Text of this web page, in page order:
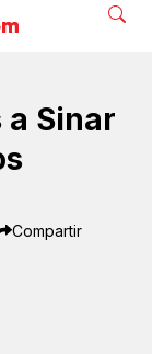
Sinar
Compartir